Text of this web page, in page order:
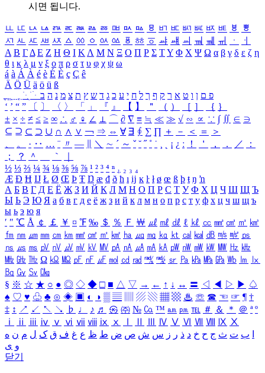
시면 됩니다.
ㅥ ㅦ ㅧ ㅨ ㅩ ㅪ ㅫ ㅬ ㅭ ㅮ ㅯ ㅰ ㅱ ㅲ ㅳ ㅴ ㅵ ㅶ ㅷ ㅸ
ㅹ
ㅺ ㅻ ㅼ ㅽ ㅾ ㅿ ㆀ ㆁ ㆂ ㆃ ㆄ ㆅ ㆆ ㆇ ㆈ ㆉ ㆊ ㆋ ㆌ ㆍ
ㆎ
Α Β ΓΔ Ε Ζ Η Θ Ι ΚΛ Μ Ν Ξ Ο Π Ρ Σ ΤΥ Φ Χ Ψ Ω α β γ δ ε ζ η
θ ι κ λ μ ν ξ ο π ρ σ τ υ φ χ ψ ω
á à Á À é è É È ç Ç ê
Ä Ö Ü ä ö ü ß
ִֶֹ ֻּ ׁׂ פ ם ן ו ט א ר ק ף ך ל ח י ע כ ג ד ש ץ ת צ מ נ ה ב
‘ ’ “ ” 〔 〕 〈 〉 「 」 『 』 【 】 ＂ （ ） ［ ］ ｛ ｝
± × ÷ ≠ ≤ ≥ ∞ ∴ ♂ ♀ ∠ ⊥ ⌒ ∂ ∇ ≡ ≒ ≪ ≫ √ ∽ ∝ ∵ ∫ ∬ ∈ ∋
⊆ ⊇ ⊂ ⊃ ∪ ∩ ∧ ∨ ￢ ⇒ ⇔ ∀ ∃ ∮ ∑ ∏ ＋ － ＜ ＝
＞
、
。 · ‥ … ¨ 〃 ― ＼ ∼ ´ ～ ˇ ˘ ˝ ˚ ˙ ¸ ¡ ¿ ː ！ ＇ ， ． ／
：
；
？ ＾ ｀
½ ⅓ ⅔ ¼ ¾ ⅛ ⅜ ⅝ ⅞ ¹ ² ³ ⁴ ⁿ ₁ ₂ ₃ ₄
Æ Ð Ħ Ĳ Ł Ø Œ Þ Ŧ Ŋ æ đ ð ħ ı ĳ ĸ ŀ ł ø œ ß þ ŧ ŋ ŉ
А Б В Г Д Е Ё Ж З И Й К Л М Н О П Р С Т У Ф Х Ц Ч Ш Щ Ъ
Ы Ь Э Ю Я а б в г д е ё ж з и й к л м н о п р с т у ф х ц ч ш щ ъ
ы ь э ю я
′ ″ ℃ Å ￠ ￡ ￥ ¤ ℉ ‰ ＄ ％ Ｆ ￦ ㎕ ㎖ ㎗ ℓ ㎘ ㏄ ㎣ ㎤ ㎥ ㎦
㎙ ㎚ ㎛ ㎜ ㎝ ㎞ ㎟ ㎠ ㎡ ㎢ ㏊ ㎍ ㎎ ㎏ ㏏ ㎈ ㎉ ㏈ ㎧ ㎨ ㎰
㎱ ㎲ ㎳ ㎴ ㎵ ㎶ ㎷ ㎸ ㎹ ㎀ ㎁ ㎂ ㎃ ㎄ ㎺ ㎻ ㎽ ㎾ ㎿ ㎐ ㎑
㎒ ㎓ ㎔ Ω ㏀ ㏁ ㎊ ㎋ ㎌ ㏖ ㏅ ㎭ ㎮ ㎯ ㏛ ㎩ ㎪ ㎫ ㎬ ㏝ ㏐
㏓
㏃ ㏉ ㏜ ㏆
§ ※ ☆ ★ ○ ● ◎ ◇ ◆ □ ■ △ ▽ → ← ↑ ↓ ↔ 〓 ◁ ◀ ▷ ▶ ♤
♠ ♡ ♥ ♧ ♣ ⊙ ◈ ▣ ◐ ◑ ▒ ▤ ▨ ▧ ▦ ▩ ♨ ☏ ☎ ☜ ☞ ¶ †
‡ ↕ ↗ ↙ ↖ ↘ ♭ ♩ ♪ ♬ ㉿ ㈜ № ㏇ ™ ㏂ ㏘ ℡ ＃ ＆ ＊ ＠ ª º
ⅰ
ⅱ ⅲ ⅳ ⅴ ⅵ ⅶ ⅷ ⅸ ⅹ Ⅳ Ⅴ Ⅵ Ⅶ Ⅷ Ⅸ Ⅹ
ب ت ث ج ح خ د ذ ر ز س ش ص ض ط ظ ع غ ف ق ک ل م ن ه
و ی
닫기